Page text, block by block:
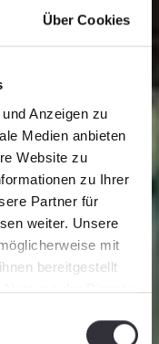
Über Cookies
Anzeigen zu
Medien anbieten
Website zu
zu Ihrer
Partner für
weiter. Unsere
mit
bereitgestellt
der Dienste